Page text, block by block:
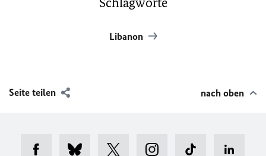
Libanon
Seite teilen nach oben